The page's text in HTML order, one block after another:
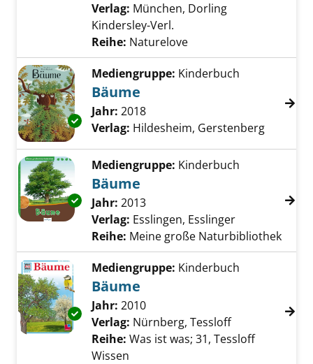
Verlag: München, Dorling
Kindersley-Verl.
Reihe: Naturelove
Exemplar-Details von Bäume anzeigen
Mediengruppe: Kinderbuch
Bäume
Suche nach diesem Verfasser
Jahr: 2018
Verlag: Hildesheim, Gerstenberg
Exemplar-Details von Bäume anzeigen
Mediengruppe: Kinderbuch
Bäume
Suche nach diesem Verfasser
Jahr: 2013
Verlag: Esslingen, Esslinger
Reihe: Meine große Naturbibliothek
Exemplar-Details von Bäume anzeigen
Mediengruppe: Kinderbuch
Bäume
Suche nach diesem Verfasser
Jahr: 2010
Verlag: Nürnberg, Tessloff
Reihe: Was ist was; 31, Tessloff
Wissen